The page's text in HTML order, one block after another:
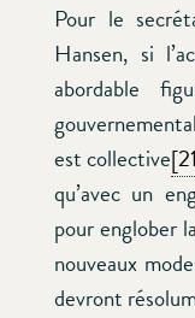
Pour le
Hansen, si
abordable
est collective
qu’avec un
pour englober
nouveaux
devront